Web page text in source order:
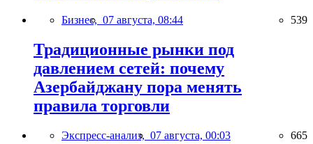
Бизнес, 07 августа, 08:44 539
Традиционные рынки под
давлением сетей: почему
Азербайджану пора менять
правила торговли
Экспресс-анализ, 07 августа, 00:03 665